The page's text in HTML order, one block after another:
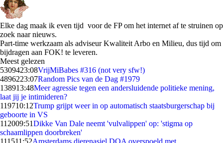
Elke dag maak ik even tijd voor de FP om het internet af te struinen op
zoek naar nieuws.
Part-time werkzaam als adviseur Kwaliteit Arbo en Milieu, dus tijd om
bijdragen aan FOK! te leveren.
Meest gelezen
5309423:08VrijMiBabes #316 (not very sfw!)
4896223:07Random Pics van de Dag #1979
138913:48Meer agressie tegen een andersluidende politieke mening,
laat jij je intimideren?
119710:12Trump grijpt weer in op automatisch staatsburgerschap bij
geboorte in VS
112009:51Dikke Van Dale neemt 'vulvalippen' op: 'stigma op
schaamlippen doorbreken'
111511:52Amsterdams dierenasiel DOA overspoeld met